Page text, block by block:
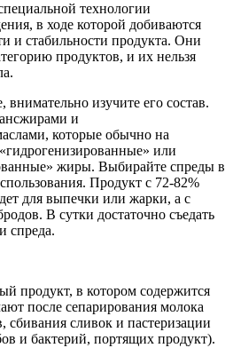
технологии
в ходе которой добиваются
и стабильности продукта. Они
продуктов, и их нельзя
внимательно изучите его состав.
и
которые обычно на
или
жиры. Выбирайте спреды в
Продукт с 72-82%
для выпечки или жарки, а с
В сутки достаточно съедать
спреда.
продукт, в котором содержится
после сепарирования молока
сбивания сливок и пастеризации
и бактерий, портящих продукт).